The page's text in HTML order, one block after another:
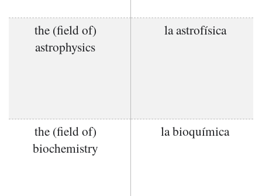
the (field of)
astrophysics
la astrofísica
the (field of)
biochemistry
la bioquímica